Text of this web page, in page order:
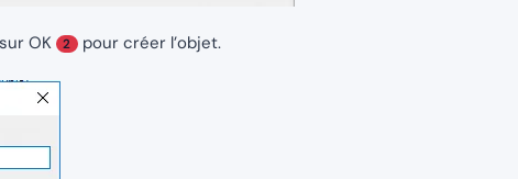
OK 2 pour créer l’objet.